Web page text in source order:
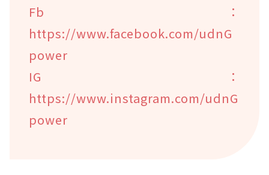
Fb：
https://www.facebook.com/udnG
power
IG：
https://www.instagram.com/udnG
power